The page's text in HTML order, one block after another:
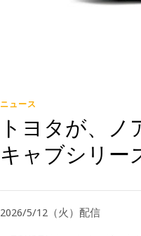
ニュース
トヨタが、
キャブシリー
2026/5/12（火）配信